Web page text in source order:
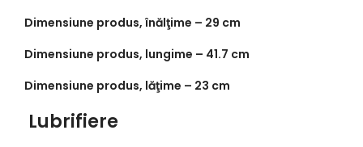
Dimensiune produs, înălţime – 29 cm
Dimensiune produs, lungime – 41.7 cm
Dimensiune produs, lăţime – 23 cm
Lubrifiere